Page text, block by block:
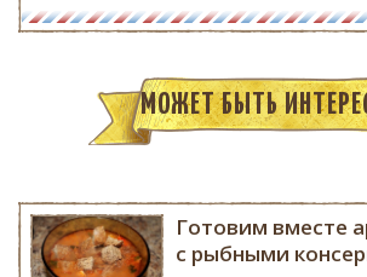
МОЖЕТ БЫТЬ
Готовим вместе
с рыбными